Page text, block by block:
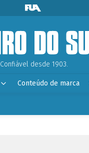
Confiável desde 1903.
Conteúdo de marca